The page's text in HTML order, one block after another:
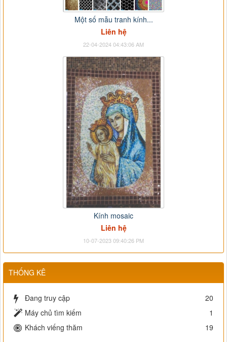
Một số mẫu tranh kính...
Liên hệ
22-04-2024 04:43:06 AM
Kính mosaic
Liên hệ
10-07-2023 09:40:26 PM
THỐNG KÊ
Đang truy cập
20
Máy chủ tìm kiếm
1
Khách viếng thăm
19